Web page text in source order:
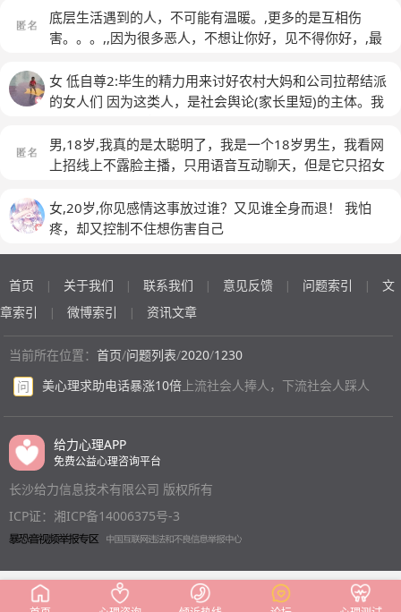
逼，吆五喝六的。
(匿名)
底层生活遇到的人，不可能有温暖。,更多的是互相伤
害。。。,,因为很多恶人，不想让你好，见不得你好，,最
伤害别人，,不要为了利益，干一些缺德的事。,,可是我的
能量和实力，无法支撑我（独善其身）。,因为底层里的
你善良，就不害你。,小人，不会因为你老实，就不坑你,
坏人，不会因为心软，就放过你，(匿名)
女 低自尊2:毕生的精力用来讨好农村大妈和公司拉帮结派
的女人们 因为这类人，是社会舆论(家长里短)的主体。我
贤惠。我同样如此。 我老公说我:你是非常让人尊重不起
来的人，非常卑微。你每到一个新公司领导和同事们眼前
因为你不坏(除了给同事们分吃的，我就沉默，从来不参
与她们排挤其他女同事，下一个被排挤的就是我） 在好
递、车加油，(因为他们没把我当正常人。他们的坏是我
允许的)
男,18岁,我真的是太聪明了，我是一个18岁男生，我看网
上招线上不露脸主播，只用语音互动聊天，但是它只招女
功冒充了女孩子骗取到了这份工作(匿名)
女,20岁,你见感情这事放过谁？又见谁全身而退！ 我怕
疼，却又控制不住想伤害自己
首页 | 关于我们 | 联系我们 | 意见反馈 | 问题索引 |
文
章索引
| 微博索引 | 资讯文章
当前所在位置： 首页/问题列表/2020/1230
问
美心理求助电话暴涨10倍 上流社会人捧人，下流社会人踩人
给力心理APP
免费公益心理咨询平台
长沙给力信息技术有限公司 版权所有
ICP证：湘ICP备14006375号-3